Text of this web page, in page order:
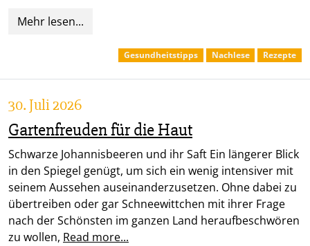
Mehr lesen...
Gesundheitstipps Nachlese Rezepte
30. Juli 2026
Gartenfreuden für die Haut
Schwarze Johannisbeeren und ihr Saft Ein längerer Blick
in den Spiegel genügt, um sich ein wenig intensiver mit
seinem Aussehen auseinanderzusetzen. Ohne dabei zu
übertreiben oder gar Schneewittchen mit ihrer Frage
nach der Schönsten im ganzen Land heraufbeschwören
zu wollen, Read more...